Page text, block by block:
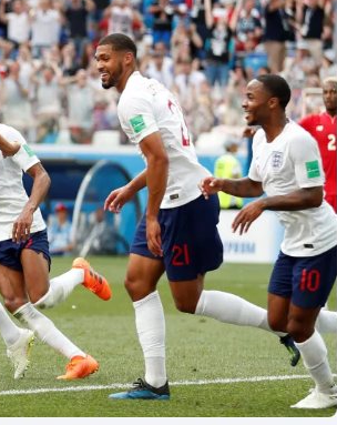
pětiboj
hry
volejbal
Triatlon
Veslování
Vodní slalom
Volejbal
Ostatní